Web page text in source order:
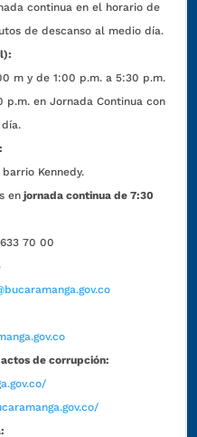
continua en el horario de
de descanso al medio día.
m y de 1:00 p.m. a 5:30 p.m.
en Jornada Continua con
Kennedy.
en jornada continua de 7:30
70 00
de corrupción: